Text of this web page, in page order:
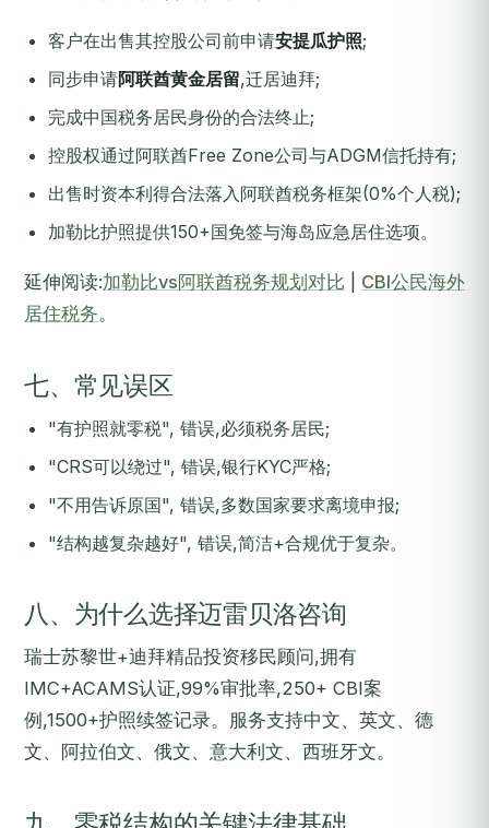
客户在出售其控股公司前申请安提瓜护照;
同步申请阿联酋黄金居留,迁居迪拜;
完成中国税务居民身份的合法终止;
控股权通过阿联酋Free Zone公司与ADGM信托持有;
出售时资本利得合法落入阿联酋税务框架(0%个人税);
加勒比护照提供150+国免签与海岛应急居住选项。
延伸阅读:加勒比vs阿联酋税务规划对比
CBI公民海外
居住税务。
七、常见误区
"有护照就零税", 错误,必须税务居民;
"CRS可以绕过", 错误,银行KYC严格;
"不用告诉原国", 错误,多数国家要求离境申报;
"结构越复杂越好", 错误,简洁+合规优于复杂。
八、为什么选择迈雷贝洛咨询
瑞士苏黎世+迪拜精品投资移民顾问,拥有
IMC+ACAMS认证,99%审批率,250+ CBI案
例,1500+护照续签记录。服务支持中文、英文、德
文、阿拉伯文、俄文、意大利文、西班牙文。